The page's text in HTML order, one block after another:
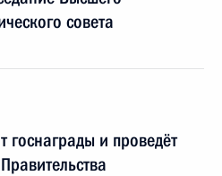
совета
госнаграды и проведёт